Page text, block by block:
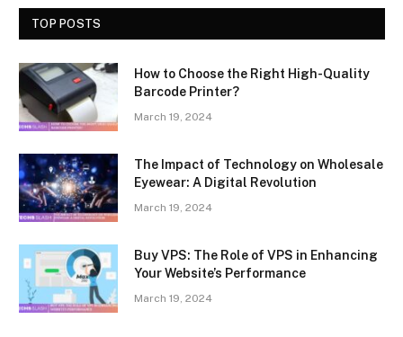
TOP POSTS
How to Choose the Right High-Quality
Barcode Printer?
March 19, 2024
The Impact of Technology on Wholesale
Eyewear: A Digital Revolution
March 19, 2024
Buy VPS: The Role of VPS in Enhancing
Your Website’s Performance
March 19, 2024